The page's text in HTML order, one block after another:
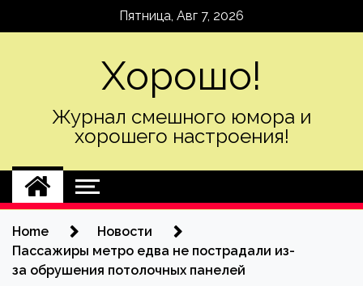
Пятница, Авг 7, 2026
Хорошо!
Журнал смешного юмора и
хорошего настроения!
Home
Новости
Пассажиры метро едва не пострадали из-
за обрушения потолочных панелей